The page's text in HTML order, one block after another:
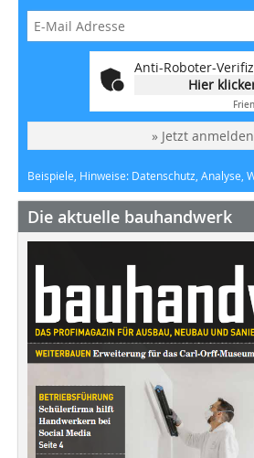
Anti-Roboter-
Hier
» Jetzt
Beispiele, Hinweise: Datenschutz, Analyse,
Die aktuelle bauhandwerk